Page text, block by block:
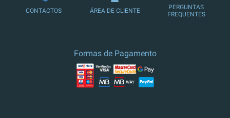
CONTACTOS ÁREA DE CLIENTE
PERGUNTAS
FREQUENTES
Formas de Pagamento